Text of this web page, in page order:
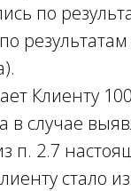
по
Клиенту
в случае
п. 2.7
стало